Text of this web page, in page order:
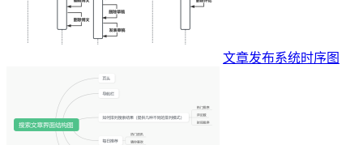
文章发布系统时序图